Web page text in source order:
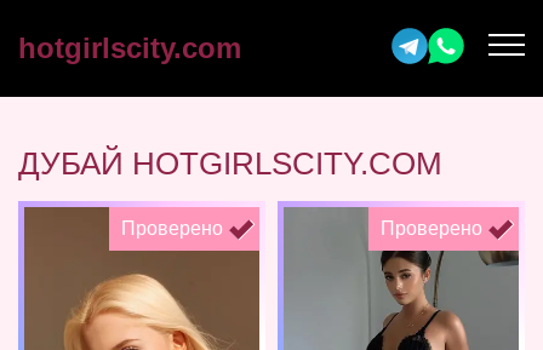
hotgirlscity.com
ДУБАЙ HOTGIRLSCITY.COM
Проверено Проверено